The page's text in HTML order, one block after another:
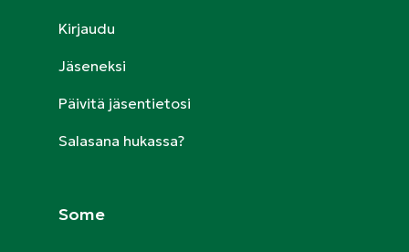
Kirjaudu
Jäseneksi
Päivitä jäsentietosi
Salasana hukassa?
Some